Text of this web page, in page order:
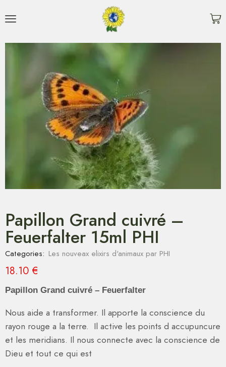
Papillon Grand cuivré –
Feuerfalter 15ml PHI
Categories: Les nouveax elixirs d'animaux par PHI
18.10 €
Papillon Grand cuivré – Feuerfalter
Nous aide a transformer. Il apporte la conscience du
rayon rouge a la terre. Il active les points d accupuncure
et les meridians. Il nous connecte avec la conscience de
Dieu et tout ce qui est